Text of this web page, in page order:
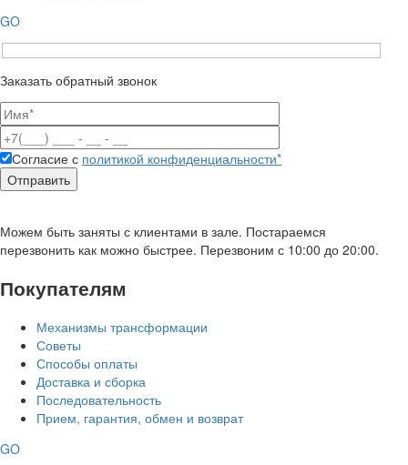
GO
Заказать обратный звонок
Согласие с политикой конфиденциальности*
Можем быть заняты с клиентами в зале. Постараемся
перезвонить как можно быстрее. Перезвоним с 10:00 до 20:00.
Покупателям
Механизмы трансформации
Советы
Способы оплаты
Доставка и сборка
Последовательность
Прием, гарантия, обмен и возврат
GO